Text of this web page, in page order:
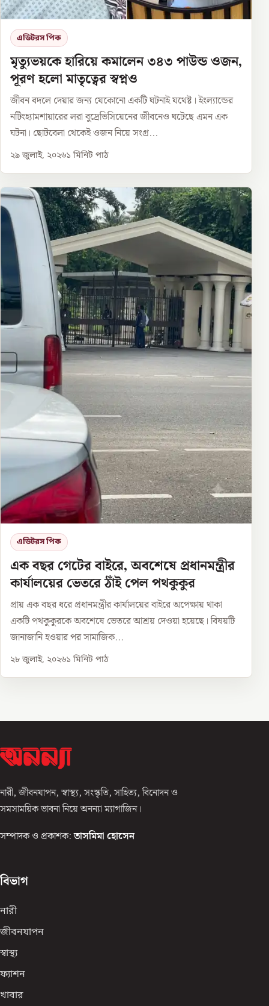
এডিটরস পিক
মৃত্যুভয়কে হারিয়ে কমালেন ৩৪৩ পাউন্ড ওজন,
পূরণ হলো মাতৃত্বের স্বপ্নও
জীবন বদলে দেয়ার জন্য যেকোনো একটি ঘটনাই যথেষ্ট। ইংল্যান্ডের
নটিংহ্যামশায়ারের লরা বুদ্রেভিসিয়েনের জীবনেও ঘটেছে এমন এক
ঘটনা। ছোটবেলা থেকেই ওজন নিয়ে সংগ্র...
২৯ জুলাই, ২০২৬১ মিনিট পাঠ
এডিটরস পিক
এক বছর গেটের বাইরে, অবশেষে প্রধানমন্ত্রীর
কার্যালয়ের ভেতরে ঠাঁই পেল পথকুকুর
প্রায় এক বছর ধরে প্রধানমন্ত্রীর কার্যালয়ের বাইরে অপেক্ষায় থাকা
একটি পথকুকুরকে অবশেষে ভেতরে আশ্রয় দেওয়া হয়েছে। বিষয়টি
জানাজানি হওয়ার পর সামাজিক...
২৮ জুলাই, ২০২৬১ মিনিট পাঠ
নারী, জীবনযাপন, স্বাস্থ্য, সংস্কৃতি, সাহিত্য, বিনোদন ও
সমসাময়িক ভাবনা নিয়ে অনন্যা ম্যাগাজিন।
সম্পাদক ও প্রকাশক: তাসমিমা হোসেন
বিভাগ
নারী
জীবনযাপন
স্বাস্থ্য
ফ্যাশন
খাবার